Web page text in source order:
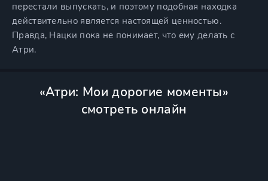
перестали выпускать, и поэтому подобная находка
действительно является настоящей ценностью.
Правда, Нацки пока не понимает, что ему делать с
Атри.
«Атри: Мои дорогие моменты»
смотреть онлайн